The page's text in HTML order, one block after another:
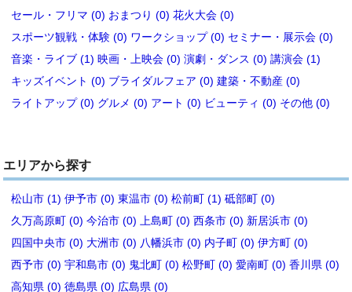
セール・フリマ (0) おまつり (0) 花火大会 (0)
スポーツ観戦・体験 (0) ワークショップ (0) セミナー・展示会 (0)
音楽・ライブ (1) 映画・上映会 (0) 演劇・ダンス (0) 講演会 (1)
キッズイベント (0) ブライダルフェア (0) 建築・不動産 (0)
ライトアップ (0) グルメ (0) アート (0) ビューティ (0) その他 (0)
エリアから探す
松山市 (1) 伊予市 (0) 東温市 (0) 松前町 (1) 砥部町 (0)
久万高原町 (0) 今治市 (0) 上島町 (0) 西条市 (0) 新居浜市 (0)
四国中央市 (0) 大洲市 (0) 八幡浜市 (0) 内子町 (0) 伊方町 (0)
西予市 (0) 宇和島市 (0) 鬼北町 (0) 松野町 (0) 愛南町 (0) 香川県 (0)
高知県 (0) 徳島県 (0) 広島県 (0)